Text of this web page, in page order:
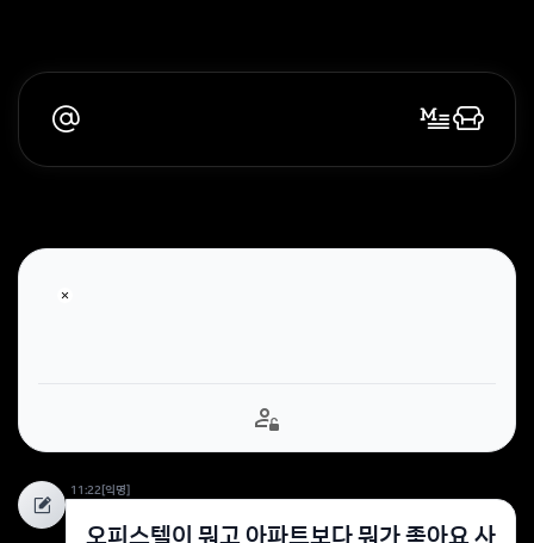
11:22[익명]
오피스텔이 뭐고 아파트보다 뭐가 좋아요 사